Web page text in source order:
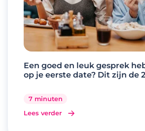
Een goed en leuk gesprek
op je eerste date? Dit zijn de
7 minuten
Lees verder